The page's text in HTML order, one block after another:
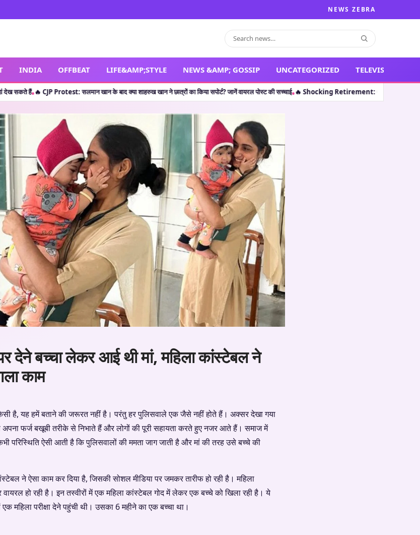
NEWS ZEBRA
INDIA OFFBEAT LIFE&AMP;STYLE NEWS &AMP; GOSSIP UNCATEGORIZED TELEVISION
Protest: सलमान खान के बाद क्या शाहरुख खान ने छात्रों का किया सपोर्ट? जानें वायरल पोस्ट की सच्चाई•🔥 Shocking Retirement: थलपति विजय ही नहीं, इन 5 कलाकारों ने
देने बच्चा लेकर आई थी मां, महिला कांस्टेबल ने
काम
है, यह हमें बताने की जरूरत नहीं है। परंतु हर पुलिसवाले एक जैसे नहीं होते हैं। अक्सर देखा गया
फर्ज बखूबी तरीके से निभाते हैं और लोगों की पूरी सहायता करते हुए नजर आते हैं। समाज में
ऐसी आती है कि पुलिसवालों की ममता जाग जाती है और मां की तरह उसे बच्चे की
ने ऐसा काम कर दिया है, जिसकी सोशल मीडिया पर जमकर तारीफ हो रही है। महिला
वायरल हो रही है। इन तस्वीरों में एक महिला कांस्टेबल गोद में लेकर एक बच्चे को खिला रही है। ये
महिला परीक्षा देने पहुंची थी। उसका 6 महीने का एक बच्चा था।